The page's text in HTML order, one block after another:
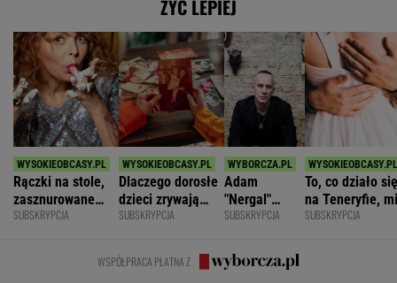
ŻYĆ LEPIEJ
Rączki na stole,
zasznurowane
usta. Byłam
SUBSKRYPCJA
Dlaczego dorosłe
dzieci zrywają
kontakt z
SUBSKRYPCJA
Adam
"Nergal"
Darski: Ja
terapię, a
większość
SUBSKRYPCJA
To, co działo się
na Teneryfie, mi
się należało.
SUBSKRYPCJA
WSPÓŁPRACA PŁATNA Z